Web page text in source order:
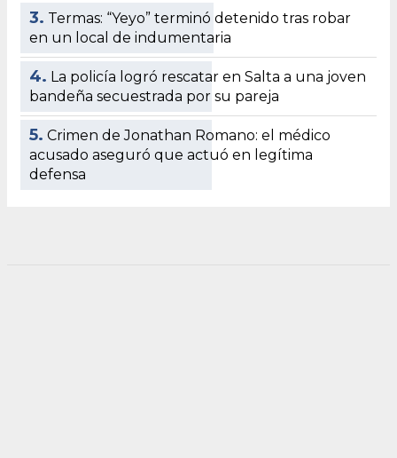
3. Termas: “Yeyo” terminó detenido tras robar
en un local de indumentaria
4. La policía logró rescatar en Salta a una joven
bandeña secuestrada por su pareja
5. Crimen de Jonathan Romano: el médico
acusado aseguró que actuó en legítima
defensa